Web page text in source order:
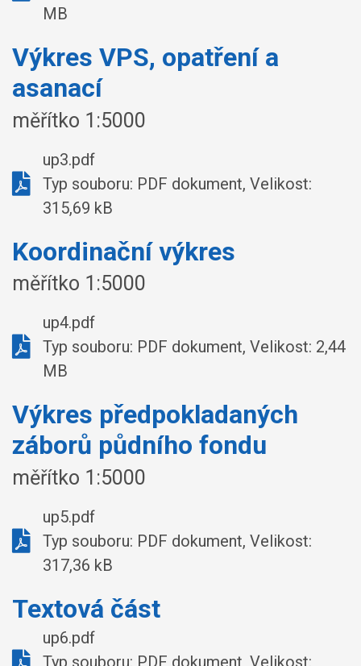
MB
Výkres VPS, opatření a
asanací
měřítko 1:5000
up3.pdf
Typ souboru: PDF dokument, Velikost:
315,69 kB
Koordinační výkres
měřítko 1:5000
up4.pdf
Typ souboru: PDF dokument, Velikost: 2,44
MB
Výkres předpokladaných
záborů půdního fondu
měřítko 1:5000
up5.pdf
Typ souboru: PDF dokument, Velikost:
317,36 kB
Textová část
up6.pdf
Typ souboru: PDF dokument, Velikost: